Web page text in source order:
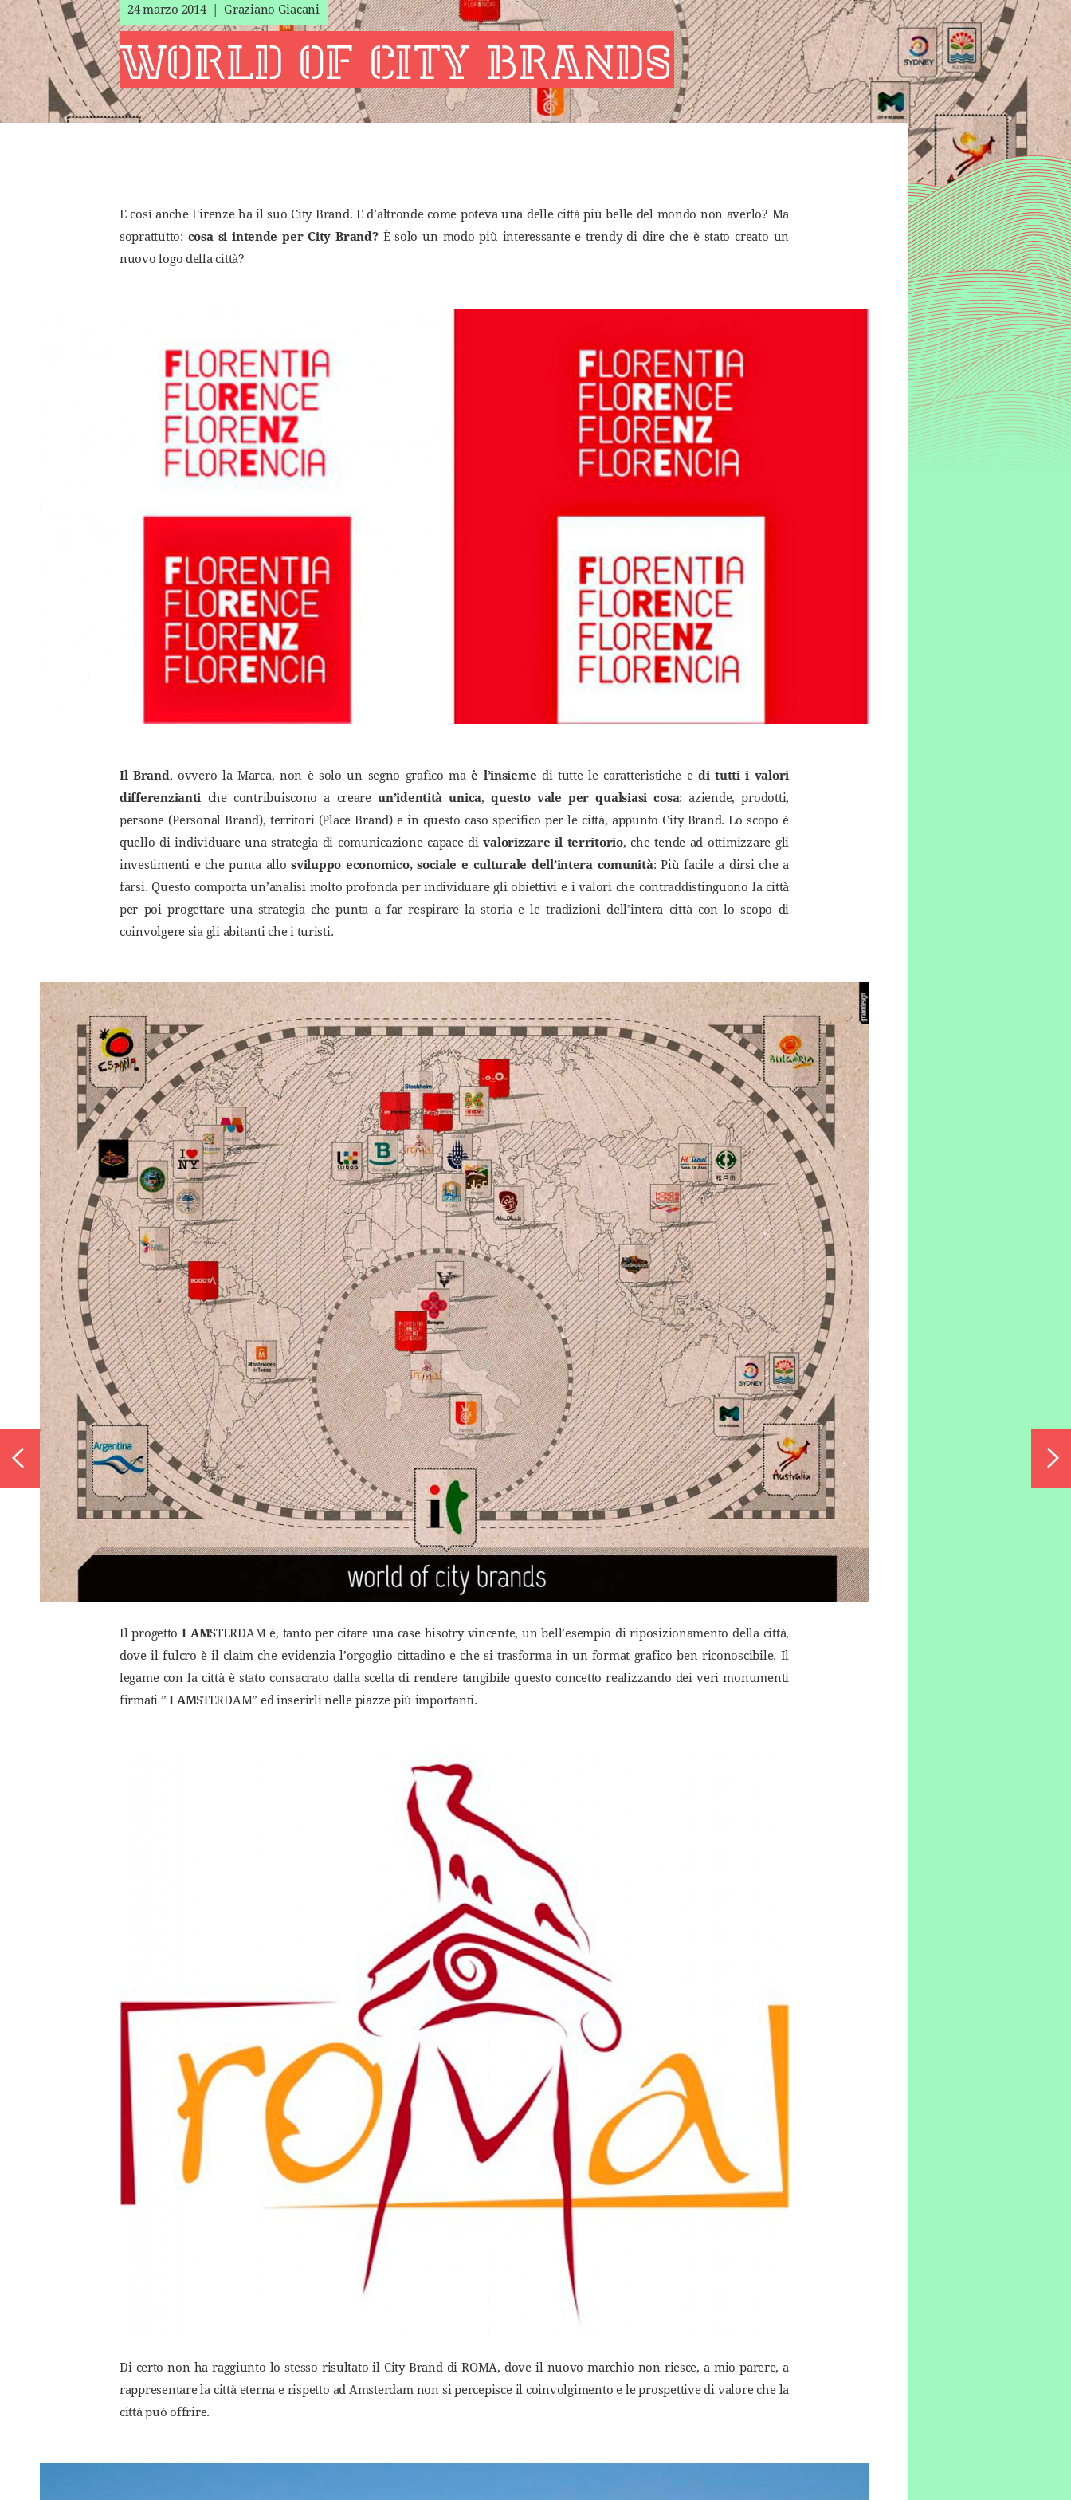
24 marzo 2014 | Graziano Giacani
world of city brands
E così anche Firenze ha il suo City Brand. E d’altronde come poteva una delle città più belle del mondo non averlo? Ma
soprattutto: cosa si intende per City Brand?È solo un modo più interessante e trendy di dire che è stato creato un
nuovo logo della città?
Il Brand, ovvero la Marca, non è solo un segno grafico maè l’insieme di tutte le caratteristiche edi tutti i valori
differenzianti che contribuiscono a creareun’identità unica,questo vale per qualsiasi cosa: aziende, prodotti,
persone (Personal Brand), territori (Place Brand) e in questo caso specifico per le città, appunto City Brand. Lo scopo è
quello di individuare una strategia di comunicazione capace divalorizzare il territorio, che tende ad ottimizzare gli
investimenti e che punta allosviluppo economico, sociale e culturale dell’intera comunità: Più facile a dirsi che a
farsi. Questo comporta un’analisi molto profonda per individuare gli obiettivi e i valori che contraddistinguono la città
per poi progettare una strategia che punta a far respirare la storia e le tradizioni dell’intera città con lo scopo di
coinvolgere sia gli abitanti che i turisti.
Il progettoI AMSTERDAM è, tanto per citare una case hisotry vincente, un bell’esempio di riposizionamento della città,
dove il fulcro è il claim che evidenzia l’orgoglio cittadino e che si trasforma in un format grafico ben riconoscibile. Il
legame con la città è stato consacrato dalla scelta di rendere tangibile questo concetto realizzando dei veri monumenti
firmati ”I AMSTERDAM” ed inserirli nelle piazze più importanti.
Di certo non ha raggiunto lo stesso risultato il City Brand di ROMA, dove il nuovo marchio non riesce, a mio parere, a
rappresentare la città eterna e rispetto ad Amsterdam non si percepisce il coinvolgimento e le prospettive di valore che la
città può offrire.